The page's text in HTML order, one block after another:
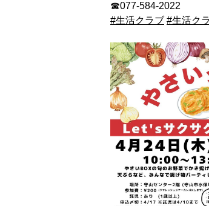
☎︎077-584-2022
#生活クラブ #生活ク